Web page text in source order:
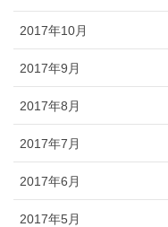
2017年10月
2017年9月
2017年8月
2017年7月
2017年6月
2017年5月